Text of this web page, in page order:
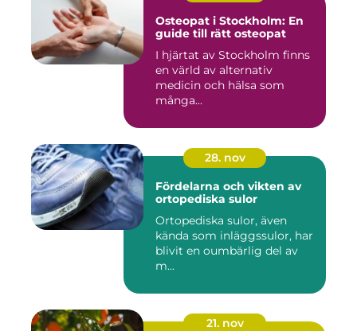
Osteopat i Stockholm: En
guide till rätt osteopat
I hjärtat av Stockholm finns
en värld av alternativ
medicin och hälsa som
många...
28. nov
Fördelarna och vikten av
ortopediska sulor
Ortopediska sulor, även
kända som inläggssulor, har
blivit en oumbärlig del av
m...
21. nov